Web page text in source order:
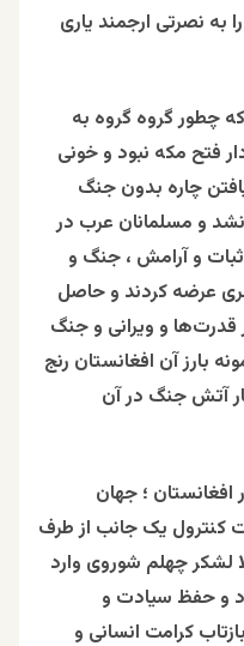
عَزِيزًا ﴿۳﴾ و تو را به نصرتى ارجمند يارى
چطور گروه گروه به
فتح مکه نبود و خونی
چاره بدون جنگ
و مسلمانان عرب در
و آرامش ، جنگ و
عرضه کردند و حاصل
قدرت‌ها و ویرانی و جنگ
بارز آن افغانستان رنج
آتش جنگ در آن
افغانستان ؛ جهان
کنترول یک جانب از طرف
لشکر چهلم شوروی وارد
و حفظ سیادت و
کرامت انسانی و